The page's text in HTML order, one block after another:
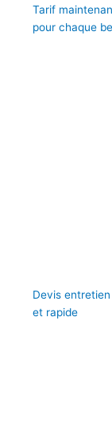
Tarif
pour chaque
Devis
et rapide